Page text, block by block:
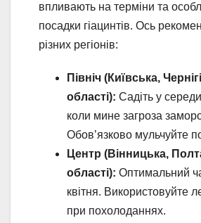
впливають на терміни та
посадки гіацинтів. Ось
різних регіонів:
Північ (Київська,
області): Садіть у
коли мине загроза
Обов’язково мульчуйте
Центр (Вінницька,
області): Оптимальний
квітня. Використовуйте
при похолоданнях.